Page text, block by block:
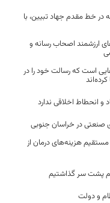
در خط مقدم جهاد تبیین، با
ارزشمند اصحاب رسانه و
است که رسالت خود را در
انحطاط اخلاقی ندارد
صنعتی در خراسان جنوبی
هزینه‌های درمان از
پشت سر گذاشتیم
و دولت